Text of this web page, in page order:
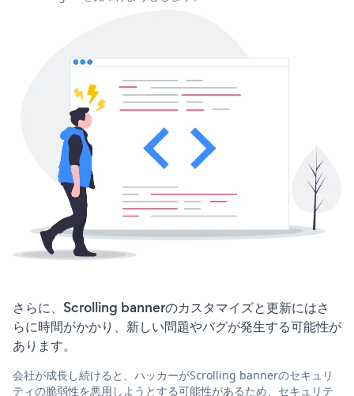
さらに、Scrolling bannerのカスタマイズと更新にはさ
らに時間がかかり、新しい問題やバグが発生する可能性が
あります。
会社が成長し続けると、ハッカーがScrolling bannerのセキュリ
ティの脆弱性を悪用しようとする可能性があるため、セキュリテ